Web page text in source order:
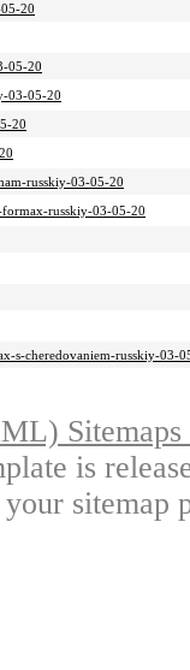
20
05-20
03-05-20
20
russkiy-03-05-20
russkiy-03-05-20
s-cheredovaniem-russkiy-03-
is
sitemap